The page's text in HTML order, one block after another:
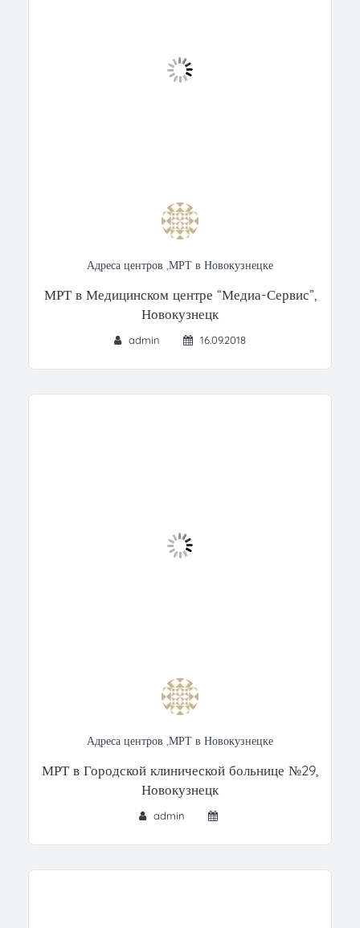
Адреса центров ,МРТ в Новокузнецке
МРТ в Медицинском центре “Медиа-Сервис”,
Новокузнецк
admin 16.09.2018
Адреса центров ,МРТ в Новокузнецке
МРТ в Городской клинической больнице №29,
Новокузнецк
admin